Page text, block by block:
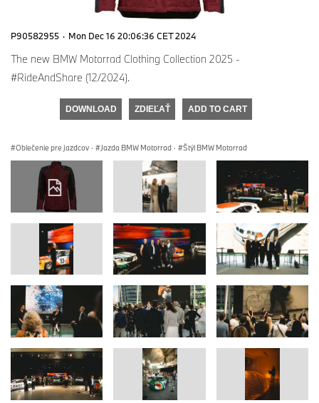
P90582955 · Mon Dec 16 20:06:36 CET 2024
The new BMW Motorrad Clothing Collection 2025 -
#RideAndShare (12/2024).
DOWNLOAD ZDIEĽAŤ ADD TO CART
Oblečenie pre jazdcov · Jazda BMW Motorrad · Štýl BMW Motorrad